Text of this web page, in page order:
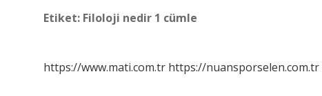
Etiket: Filoloji nedir 1 cümle
https://www.mati.com.tr https://nuansporselen.com.tr